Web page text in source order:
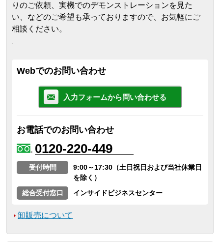
りのご依頼、実機でのデモンストレーションを見た
い、などのご希望も承っておりますので、お気軽にご
相談ください。
Webでのお問い合わせ
入力フォームから問い合わせる
お電話でのお問い合わせ
0120-220-449
受付時間
9:00～17:30（土日祝日および当社休業日
を除く）
総合受付窓口
インサイドビジネスセンター
卸販売について